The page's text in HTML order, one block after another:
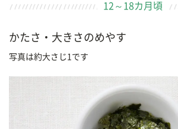
12～18カ月頃
かたさ・大きさのめやす
写真は約大さじ1です